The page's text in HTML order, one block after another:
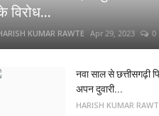
विरोध...
KUMAR RAWTE Apr 29, 2023 0
नवा साल से छत्तीसगढ़ी
अपन दुवारी...
HARISH KUMAR